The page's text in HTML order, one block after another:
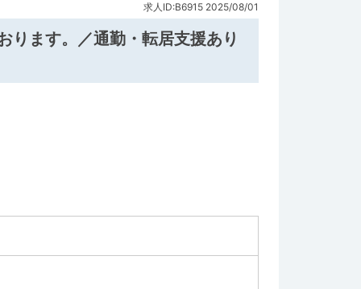
求人ID:B6915 2025/08/01
ります。／通勤・転居支援あり